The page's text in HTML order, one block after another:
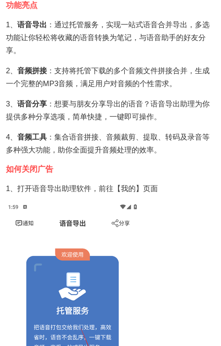
功能亮点
1、 语音导出 ：通过托管服务，实现一站式语音合并导出，多选
功能让你轻松将收藏的语音转换为笔记，与语音助手的好友分
享。
2、 音频拼接 ：支持将托管下载的多个音频文件拼接合并，生成
一个完整的MP3音频，满足用户对音频的个性需求。
3、 语音分享 ：想要与朋友分享导出的语音？语音导出助理为你
提供多种分享选项，简单快捷，一键即可操作。
4、 音频工具 ：集合语音拼接、音频裁剪、提取、转码及录音等
多种强大功能，助你全面提升音频处理的效率。
如何关闭广告
1、打开语音导出助理软件，前往【我的】页面